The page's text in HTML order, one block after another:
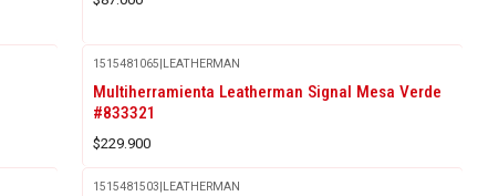
1515481065 LEATHERMAN
Multiherramienta Leatherman Signal Mesa Verde
#833321
$229.900
1515481503 LEATHERMAN